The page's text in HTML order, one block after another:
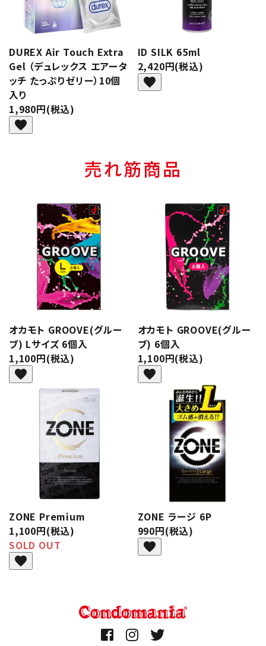
DUREX Air Touch Extra
Gel （デュレックス エアータ
ッチ たっぷりゼリー）10個
入り
1,980円(税込)
favorite
ID SILK 65ml
2,420円(税込)
favorite
売れ筋商品
オカモト GROOVE(グルー
ブ) Lサイズ 6個入
1,100円(税込)
favorite
オカモト GROOVE(グルー
ブ) 6個入
1,100円(税込)
favorite
ZONE Premium
1,100円(税込)
SOLD OUT
favorite
ZONE ラージ 6P
990円(税込)
favorite